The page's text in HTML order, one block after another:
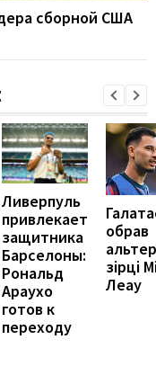
сборной США
Ливерпуль
привлекает
защитника
Барселоны:
Рональд
Араухо
готов к
переходу
обрав
зірці
Леау